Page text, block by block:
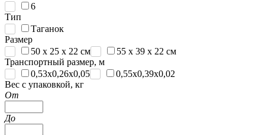
6
Тип
Таганок
Размер
50 х 25 х 22 см
55 х 39 х 22 см
Транспортный размер, м
0,53х0,26х0,05
0,55х0,39х0,02
Вес с упаковкой, кг
От
До